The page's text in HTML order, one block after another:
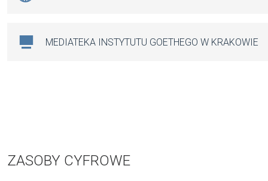
MEDIATEKA INSTYTUTU GOETHEGO W KRAKOWIE
ZASOBY CYFROWE